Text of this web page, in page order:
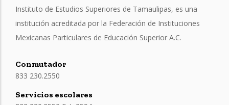
Instituto de Estudios Superiores de Tamaulipas, es una
institución acreditada por la Federación de Instituciones
Mexicanas Particulares de Educación Superior A.C.
Conmutador
833 230.2550
Servicios escolares